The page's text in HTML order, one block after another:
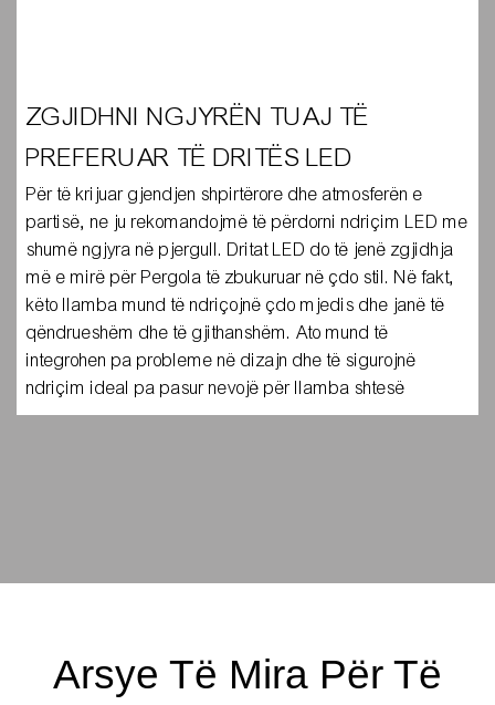
ZGJIDHNI NGJYRËN TUAJ TË
PREFERUAR TË DRITËS LED
Për të krijuar gjendjen shpirtërore dhe atmosferën e
partisë, ne ju rekomandojmë të përdorni ndriçim LED me
shumë ngjyra në pjergull. Dritat LED do të jenë zgjidhja
më e mirë për Pergola të zbukuruar në çdo stil. Në fakt,
këto llamba mund të ndriçojnë çdo mjedis dhe janë të
qëndrueshëm dhe të gjithanshëm. Ato mund të
integrohen pa probleme në dizajn dhe të sigurojnë
ndriçim ideal pa pasur nevojë për llamba shtesë
Arsye Të Mira Për Të